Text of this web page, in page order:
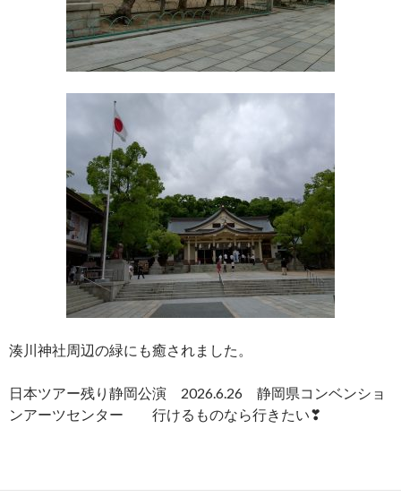
湊川神社周辺の緑にも癒されました。
日本ツアー残り静岡公演 2026.6.26 静岡県コンベンショ
ンアーツセンター 行けるものなら行きたい❣